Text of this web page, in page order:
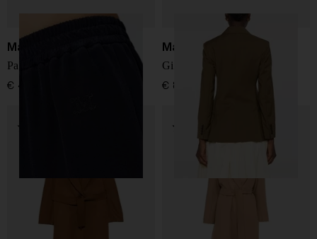
Max Mara
Pantaloni di seta
€ 498,00
Max Mara
Giacca in lana a un petto
€ 850,00